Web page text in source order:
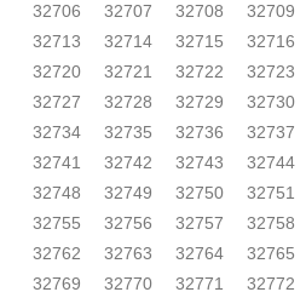
32706
32707 32708 32709
32713
32714 32715 32716
32720
32721 32722 32723
32727
32728 32729 32730
32734
32735 32736 32737
32741
32742 32743 32744
32748
32749 32750 32751
32755
32756 32757 32758
32762
32763 32764 32765
32769
32770 32771 32772